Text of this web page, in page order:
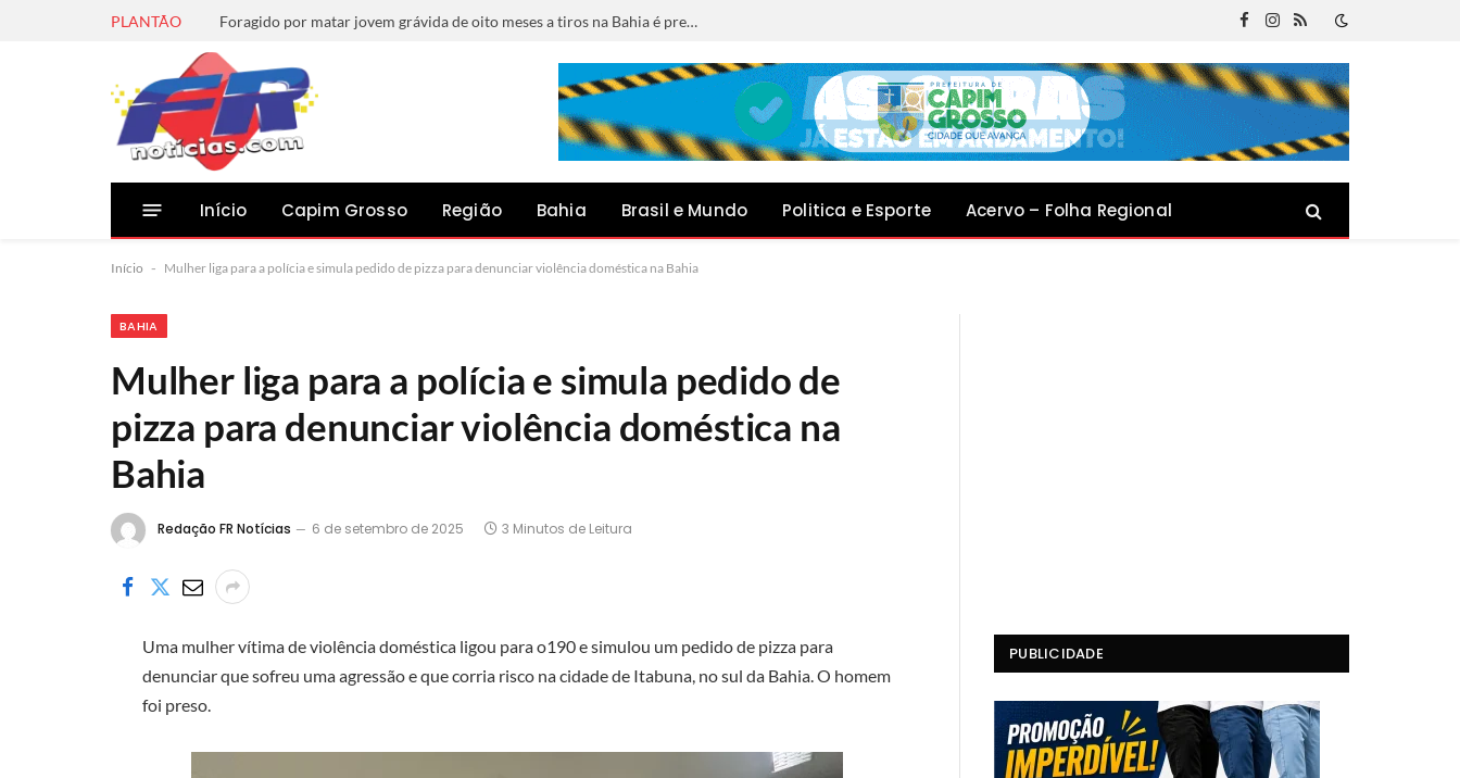
PLANTÃO Foragido por matar jovem grávida de oito meses a tiros na Bahia é preso em Minas Gerais
Facebook
Instagram
RSS
Início Capim Grosso Região Bahia Brasil e Mundo Politica e Esporte Acervo – Folha Regional
Início - Mulher liga para a polícia e simula pedido de pizza para denunciar violência doméstica na Bahia
BAHIA
Mulher liga para a polícia e simula pedido de
pizza para denunciar violência doméstica na
Bahia
Redação FR Notícias 6 de setembro de 2025 3 Minutos de Leitura
Uma mulher vítima de violência doméstica ligou para o190 e simulou um pedido de pizza para
denunciar que sofreu uma agressão e que corria risco na cidade de Itabuna, no sul da Bahia. O homem
foi preso.
PUBLICIDADE